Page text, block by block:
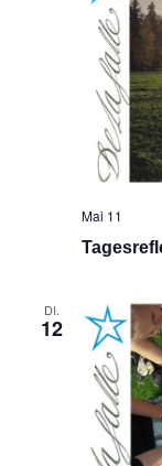
Mai 11
DI.
12